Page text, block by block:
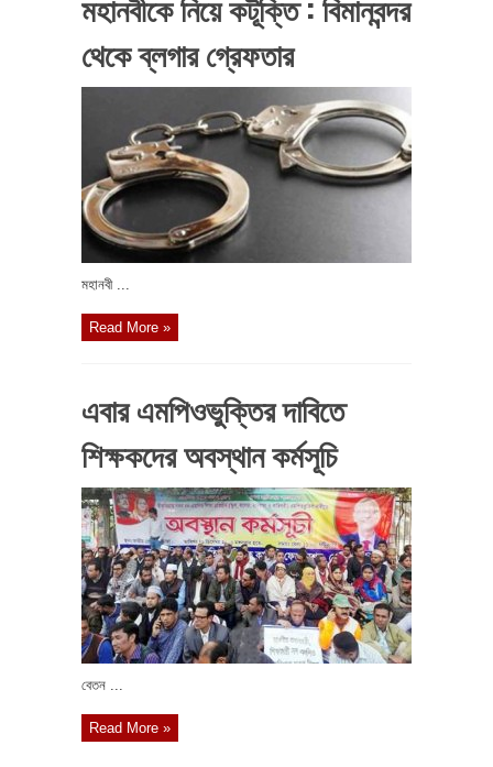
থেকে ব্লগার গ্রেফতার
মহানবী ...
Read More »
এবার এমপিওভুক্তির দাবিতে
শিক্ষকদের অবস্থান কর্মসূচি
বেতন ...
Read More »